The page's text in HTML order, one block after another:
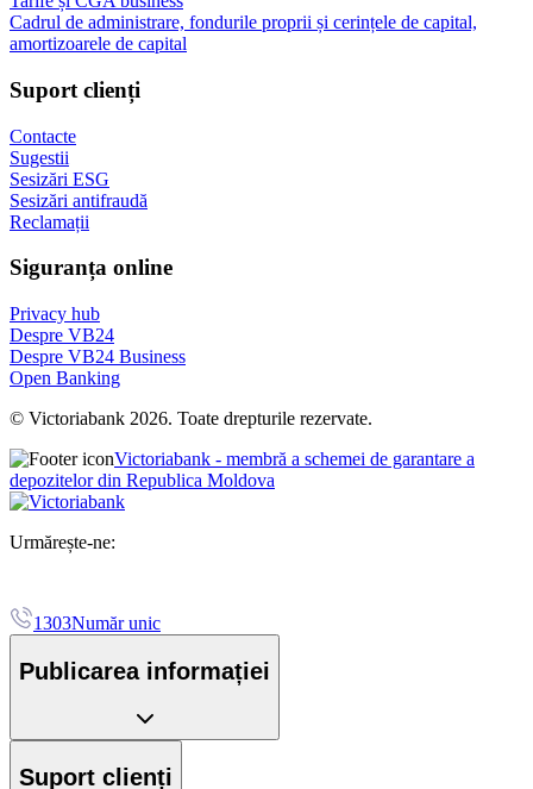
Cadrul de administrare, fondurile proprii și cerințele de capital,
amortizoarele de capital
Suport clienți
Contacte
Sugestii
Sesizări ESG
Sesizări antifraudă
Reclamații
Siguranța online
Privacy hub
Despre VB24
Despre VB24 Business
Open Banking
© Victoriabank 2026. Toate drepturile rezervate.
Victoriabank - membră a schemei de garantare a
depozitelor din Republica Moldova
Urmărește-ne:
1303Număr unic
Publicarea informației
Suport clienți